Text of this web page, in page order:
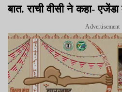
बात. राची वीसी ने कहा-
Advertisement